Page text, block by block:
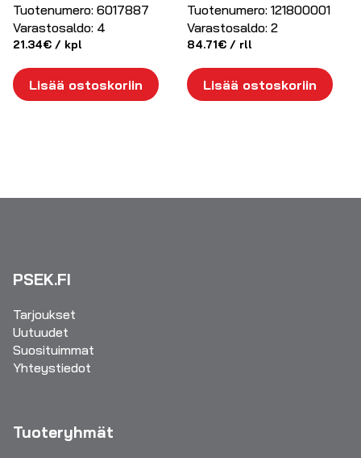
Tuotenumero: 6017887
Varastosaldo: 4
21.34€ / kpl
Lisää ostoskoriin
Tuotenumero: 121800001
Varastosaldo: 2
84.71€ / rll
Lisää ostoskoriin
PSEK.FI
Tarjoukset
Uutuudet
Suosituimmat
Yhteystiedot
Tuoteryhmät